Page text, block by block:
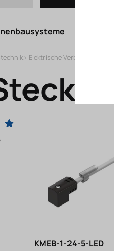
> Elektrische
KMEB-1-24-5-LED